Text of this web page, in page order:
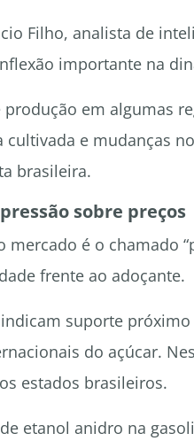
Filho, analista de
importante na
em algumas
cultivada e mudanças
brasileira.
sobre preços
é o chamado
frente ao adoçante.
suporte
do açúcar.
estados brasileiros.
etanol anidro na